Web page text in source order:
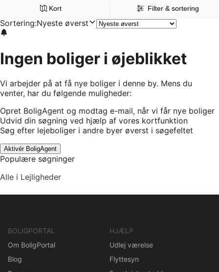
Kort Filter & sortering
Sortering:Nyeste øverst
Ingen boliger i øjeblikket
Vi arbejder på at få nye boliger i denne by. Mens du
venter, har du følgende muligheder:
Opret BoligAgent og modtag e-mail, når vi får nye boliger
Udvid din søgning ved hjælp af vores kortfunktion
Søg efter lejeboliger i andre byer øverst i søgefeltet
Aktivér BoligAgent
Populære søgninger
Alle i Lejligheder
BOLIGPORTAL
Om BoligPortal
Blog
HJÆLP
Udlej værelse
Flyttesyn